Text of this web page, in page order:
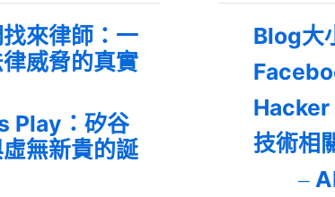
來律師：一
威脅的真實
Play：矽谷
虛無新貴的誕
Blog大
技術相